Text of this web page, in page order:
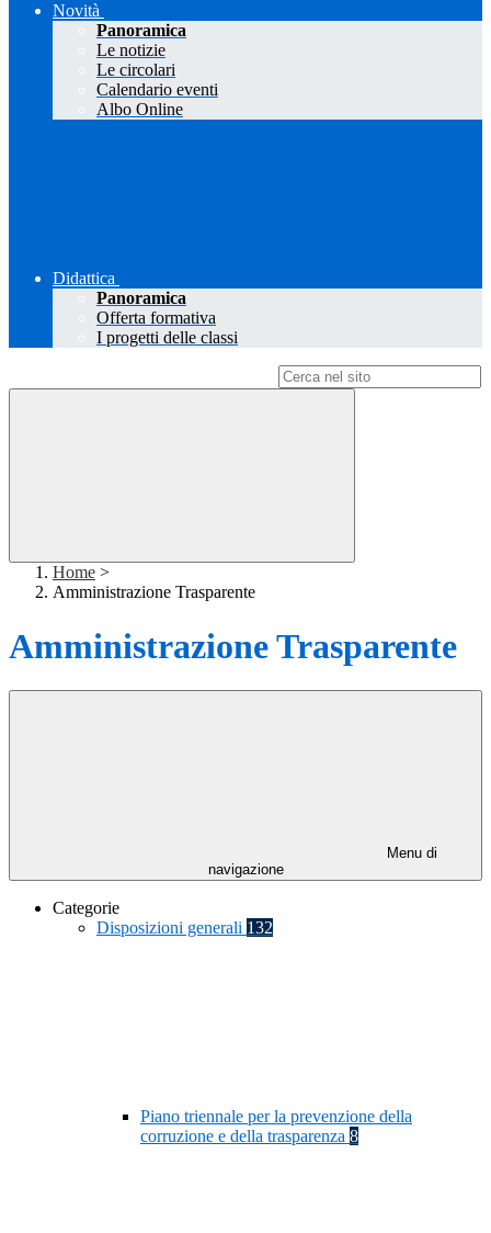
Novità
Panoramica
Le notizie
Le circolari
Calendario eventi
Albo Online
Didattica
Panoramica
Offerta formativa
I progetti delle classi
Home >
Amministrazione Trasparente
Amministrazione Trasparente
Menu di
navigazione
Categorie
Disposizioni generali 132
Piano triennale per la prevenzione della
corruzione e della trasparenza 8